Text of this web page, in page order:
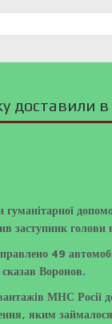
доставили
заступник голови
49
Воронов.
МНС Росії
яким